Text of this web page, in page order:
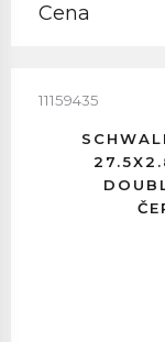
Cena
11159435